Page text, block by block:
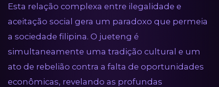
Esta relação complexa entre ilegalidade e
aceitação social gera um paradoxo que permeia
a sociedade filipina. O jueteng é
simultaneamente uma tradição cultural e um
ato de rebelião contra a falta de oportunidades
econômicas, revelando as profundas